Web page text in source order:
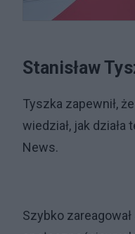
Stanisław
Tyszka zapewnił,
wiedział, jak
News.
Szybko